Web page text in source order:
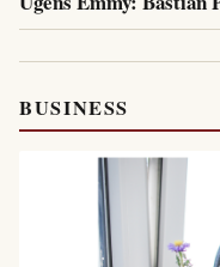
BUSINESS